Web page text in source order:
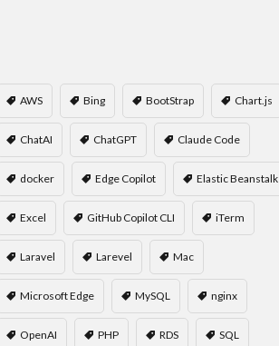
AWS Bing BootStrap Chart.js
ChatAI ChatGPT Claude Code
docker Edge Copilot Elastic Beanstalk
Excel GitHub Copilot CLI iTerm
Laravel Larevel Mac
Microsoft Edge MySQL nginx
OpenAI PHP RDS SQL